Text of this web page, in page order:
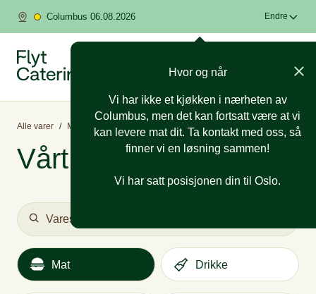
Columbus 06.08.2026 Endre
Hvor og når
Vi har ikke et kjøkken i nærheten av
Columbus, men det kan fortsatt være at vi
kan levere mat dit. Ta kontakt med oss, så
finner vi en løsning sammen!
Vi har satt posisjonen din til Oslo.
Alle varer / Mat Kaker Små kaker (6-8 pers)
Vårt utvalg
Mat Drikke